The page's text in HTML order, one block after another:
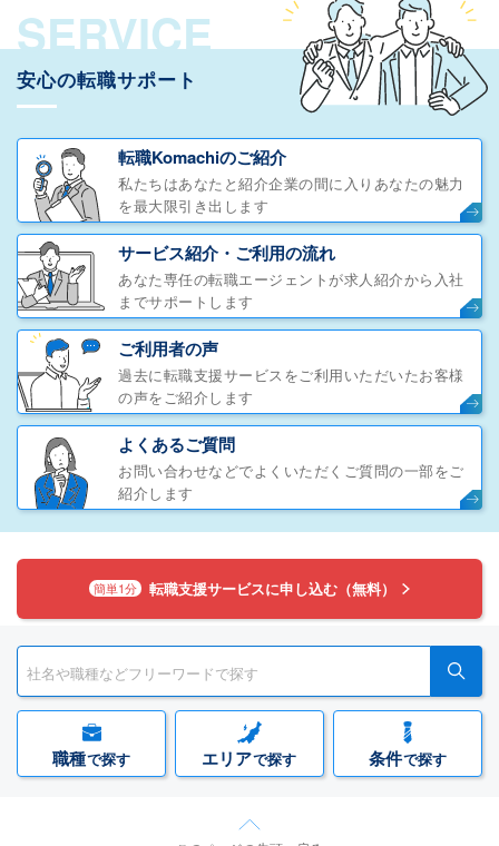
SERVICE
安心の転職サポート
転職Komachiのご紹介
私たちはあなたと紹介企業の間に入りあなたの魅力
を最大限引き出します
サービス紹介・ご利用の流れ
あなた専任の転職エージェントが求人紹介から入社
までサポートします
ご利用者の声
過去に転職支援サービスをご利用いただいたお客様
の声をご紹介します
よくあるご質問
お問い合わせなどでよくいただくご質問の一部をご
紹介します
簡単1分 転職支援サービスに申し込む（無料）
職種で探す エリアで探す 条件で探す